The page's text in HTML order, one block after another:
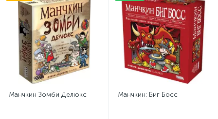
Манчкин Зомби Делюкс Манчкин: Биг Босс